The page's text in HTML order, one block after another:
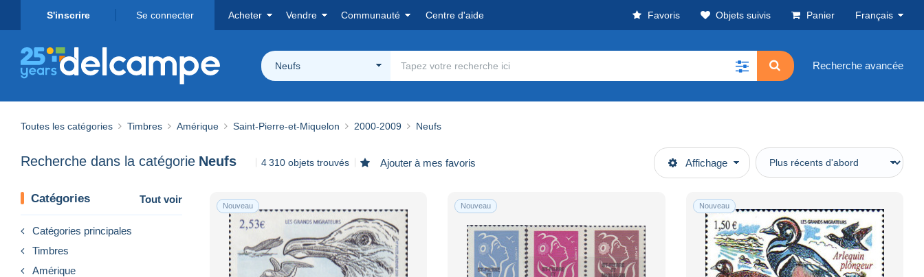
S'inscrire Se connecter Acheter Vendre Communauté Centre d'aide Favoris Objets suivis Panier Français
Neufs Recherche avancée
Toutes les catégories Timbres Amérique Saint-Pierre-et-Miquelon 2000-2009 Neufs
Recherche dans la catégorie Neufs 4 310 objets trouvés Ajouter à mes favoris Affichage
Catégories Tout voir
Catégories principales
Timbres
Amérique
Nouveau Nouveau Nouveau